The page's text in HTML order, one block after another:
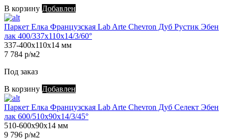
В корзину Добавлен
Паркет Елка Французская Lab Arte Chevron Дуб Рустик Эбен
лак 400/337х110х14/3/60°
337-400х110х14 мм
7 784 р/м2
Под заказ
В корзину Добавлен
Паркет Елка Французская Lab Arte Chevron Дуб Селект Эбен
лак 600/510х90х14/3/45°
510-600х90х14 мм
9 796 р/м2